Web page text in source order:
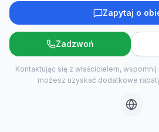
Zapytaj o
Zadzwoń
Kontaktując się z właścicielem,
możesz uzyskać dodatkowe